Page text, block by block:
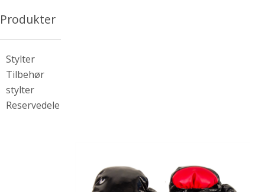
Produkter
Stylter
Tilbehør
stylter
Reservedele